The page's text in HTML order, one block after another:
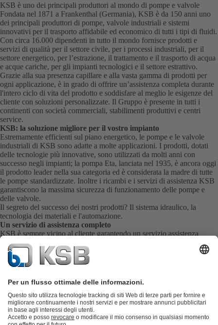
KSB è uno dei principali produttori al mondo di pompe e valvole
Fondata nel 1871 a Frankenthal (Germania), KSB è da 150 anni uno
dei principali produttori di pompe, valvole industriali e sistemi
innovativi per il trasporto affidabile ed economico di tutti i tipi di fluidi.
Con circa 16.000 dipendenti in tutto il mondo fornisce prodotti e
servizi di qualità per il settore civile, per i processi industriali, per il
settore energetico, per l’estrazione, il trattamento e il trasporto di acqua
e acque cariche, per gli impianti tecnologici e il settore estrattivo.
Grazie alla sua presenza capillare e alla vasta gamma di prodotti per
ogni applicazione, è in grado di offrire un’assistenza completa durante
l'intero ciclo di vita del prodotto e soddisfare al meglio le esigenze del
cliente con soluzioni personalizzate. Il Gruppo è presente in tutti i
continenti con società commerciali, stabilimenti produttivi e centri
service.
KSB: la soluzione migliore per il vostro impianto
Estremamente efficienti sul piano energetico, le pompe e le valvole
industriali di KSB sono adatte a molte applicazioni. I prodotti, dotati
delle tecnologie più innovative, sono utilizzati da molti anni con
successo negli impianti; la pompa Eta, lanciata nel 1935, è ancora oggi
il prodotto leader nella sua categoria ed è considerata la madre di tutte
le pompe standardizzate. Inoltre i ricambi e i servizi di assistenza KSB
garantiscono la massima sicurezza di funzionamento delle pompe e
delle valvole.
Il segreto del successo dei nostri prodotti? Il sistema idraulico, la
tecnologia dei materiali e l'automazione.
Un servizio di assistenza completo
KSB è sempre vicino al cliente garantendo un servizio assistenza
completo. Il servizio di assistenza KSB si occupa della messa in
funzione, dell'ispezione e della manutenzione delle pompe, delle
valvole e degli impianti direttamente in loco. KSB garantisce inoltre
una fornitura rapida dei ricambi.